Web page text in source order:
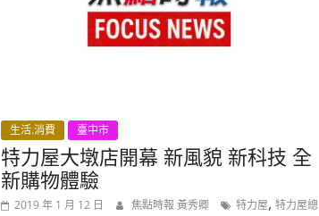
生活.消費 臺中市
特力屋大墩店開幕 新風貌 新科技 全
新購物體驗
2019 年 1 月 12 日 焦點時報 黃秀卿 特力屋,特力屋總